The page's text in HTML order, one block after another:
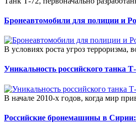
Бронеавтомобили для полиции и
В условиях роста угроз терроризма,
Уникальность российского танка
В начале 2010-х годов, когда мир
Российские бронемашины в